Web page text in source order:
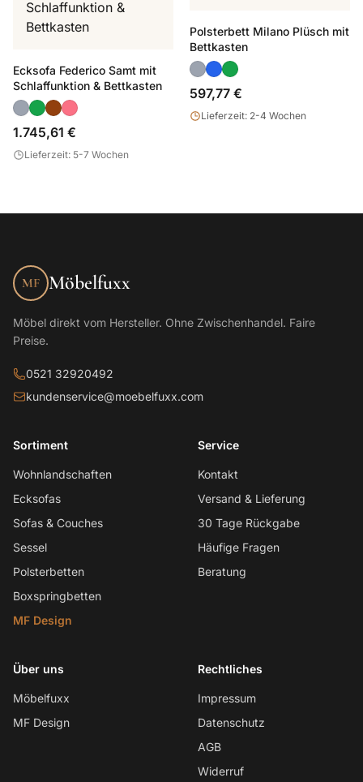
Ecksofa Federico Samt mit
Schlaffunktion & Bettkasten
1.745,61 €
Lieferzeit: 5-7 Wochen
Polsterbett Milano Plüsch mit
Bettkasten
597,77 €
Lieferzeit: 2-4 Wochen
MF Möbelfuxx
Möbel direkt vom Hersteller. Ohne Zwischenhandel. Faire
Preise.
0521 32920492
kundenservice@moebelfuxx.com
Sortiment
Wohnlandschaften
Ecksofas
Sofas & Couches
Sessel
Polsterbetten
Boxspringbetten
MF Design
Service
Kontakt
Versand & Lieferung
30 Tage Rückgabe
Häufige Fragen
Beratung
Über uns
Möbelfuxx
MF Design
Rechtliches
Impressum
Datenschutz
AGB
Widerruf